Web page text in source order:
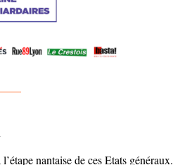
nantaise de ces Etats généraux.